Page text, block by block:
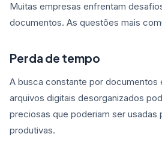
Muitas empresas enfrentam
documentos. As questões mais
Perda de tempo
A busca constante por documentos
arquivos digitais desorganizados
preciosas que poderiam ser usadas
produtivas.